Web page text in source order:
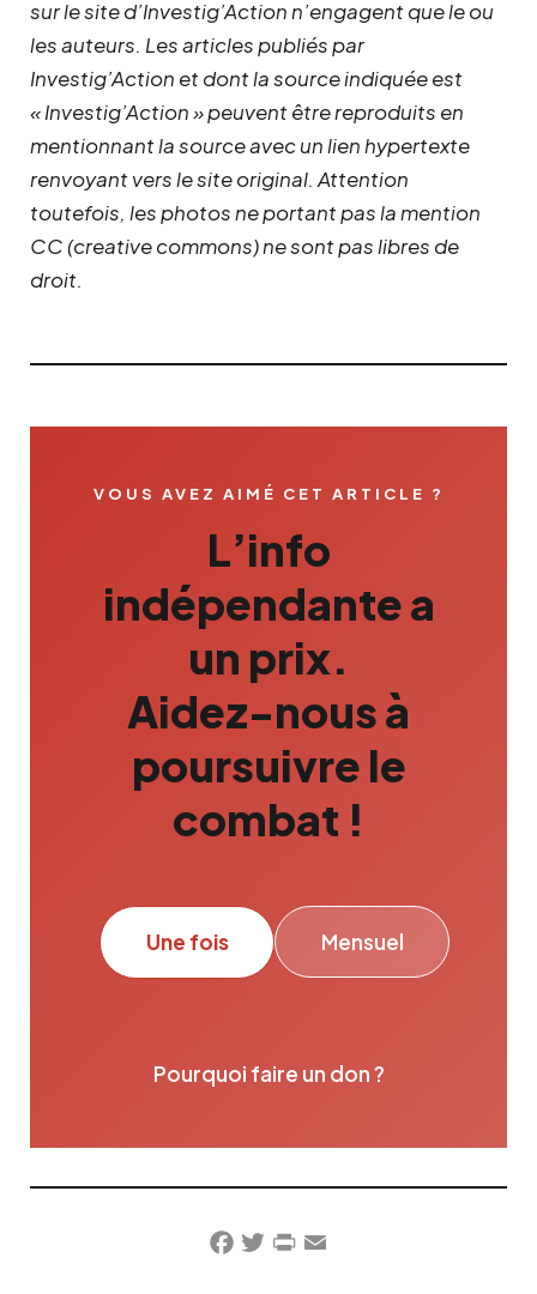
sur le site d’Investig’Action n’engagent que le ou
les auteurs. Les articles publiés par
Investig’Action et dont la source indiquée est
« Investig’Action » peuvent être reproduits en
mentionnant la source avec un lien hypertexte
renvoyant vers le site original. Attention
toutefois, les photos ne portant pas la mention
CC (creative commons) ne sont pas libres de
droit.
VOUS AVEZ AIMÉ CET ARTICLE ?
L’info
indépendante a
un prix.
Aidez-nous à
poursuivre le
combat !
Une fois Mensuel
Pourquoi faire un don ?
Facebook
TwitterPrintFriendly
Email